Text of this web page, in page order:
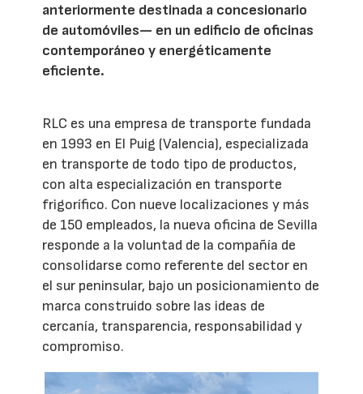
anteriormente destinada a concesionario
de automóviles— en un edificio de oficinas
contemporáneo y energéticamente
eficiente.
RLC es una empresa de transporte fundada
en 1993 en El Puig (Valencia), especializada
en transporte de todo tipo de productos,
con alta especialización en transporte
frigorífico. Con nueve localizaciones y más
de 150 empleados, la nueva oficina de Sevilla
responde a la voluntad de la compañía de
consolidarse como referente del sector en
el sur peninsular, bajo un posicionamiento de
marca construido sobre las ideas de
cercanía, transparencia, responsabilidad y
compromiso.